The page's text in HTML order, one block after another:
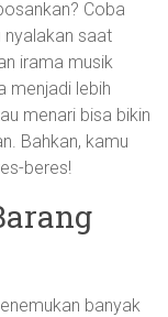
Coba
nyalakan saat
irama musik
menjadi lebih
menari bisa bikin
Bahkan, kamu
beres!
banyak